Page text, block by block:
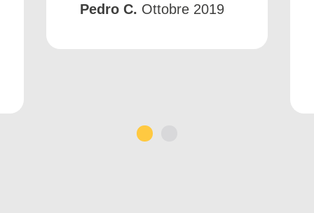
Pedro C. Ottobre 2019